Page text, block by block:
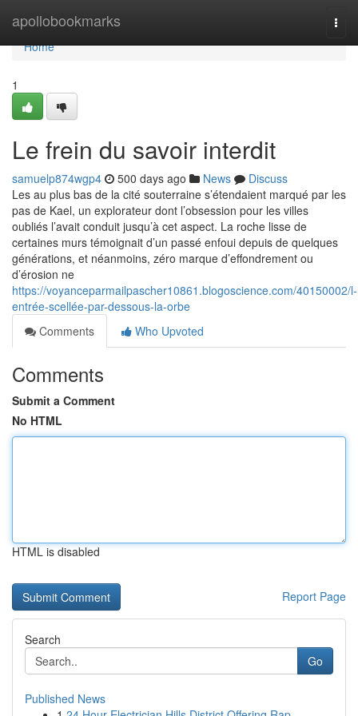
apollobookmarks
Home
Home
1
Le frein du savoir interdit
samuelp874wgp4 500 days ago News
Discuss
Les au plus bas de la cité souterraine s’étendaient marqué par les
pas de Kael, un explorateur dont l’obsession pour les villes
oubliés l’avait conduit jusqu’à cet aspect. La roche lisse de
certaines murs témoignait d’un passé enfoui depuis de quelques
générations, et néanmoins, zéro marque d’effondrement ou
d’érosion ne
https://voyanceparmailpascher10861.blogoscience.com/40150002/l-
entrée-scellée-par-dessous-la-orbe
Comments
Who Upvoted
Comments
Submit a Comment
No HTML
HTML is disabled
Report Page
Search
Go
Published News